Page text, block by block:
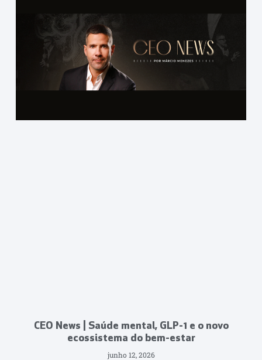
CEO News | Saúde mental, GLP-1 e o novo
ecossistema do bem-estar
junho 12, 2026